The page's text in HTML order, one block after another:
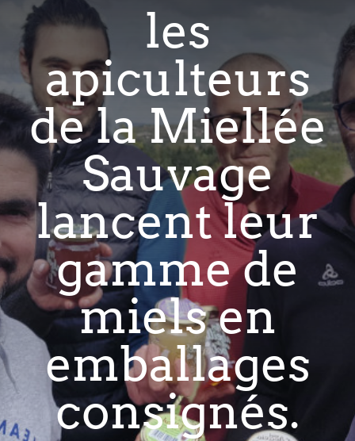
Blog
Contact
les
apiculteurs
de la Miellée
Sauvage
lancent leur
gamme de
miels en
emballages
consignés.